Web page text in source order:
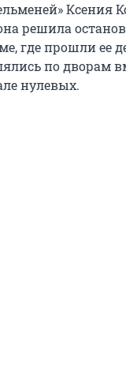
Ксения
решила
где прошли ее
по дворам
нулевых.